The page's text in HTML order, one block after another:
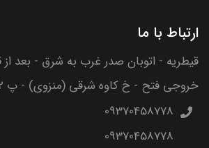
ارتباط با ما
قیطریه - اتوبان صدر غرب به شرق - بعد
خروجی فتح - خ کاوه شرقی (منزوی) - پ 12 - ط 2
09370458778
09370458778